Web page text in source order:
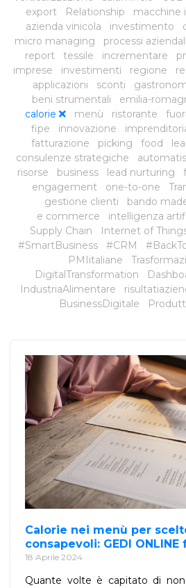
export
Relationship macchine
azienda vinicola
investimento
micro managing
processi aziendali
report
tessile incrementare
imprese
investimenti regione
applicazioni
sconti
beni strumentali
emilia-
calorie
menù ristorante
fipe
innovazione
fatturazione
picking food
consulenze strategiche
risorse
business lead nurturing
engagement
one-to-one
gestione clienti
bando
e commerce
intelligenza
Supply Chain
Internet of
#SmartBusiness
#CRM
PMIitaliane
DigitalTransformation
IndustriaAlimentare
BusinessDigitale
Calorie nei menù per
consapevoli: GEDI
18 Aprile 2024
Quante volte è capitato di